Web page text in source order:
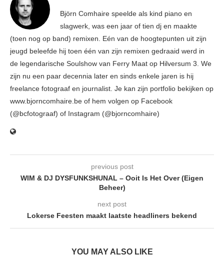
Björn Comhaire speelde als kind piano en
slagwerk, was een jaar of tien dj en maakte
(toen nog op band) remixen. Eén van de hoogtepunten uit zijn
jeugd beleefde hij toen één van zijn remixen gedraaid werd in
de legendarische Soulshow van Ferry Maat op Hilversum 3. We
zijn nu een paar decennia later en sinds enkele jaren is hij
freelance fotograaf en journalist. Je kan zijn portfolio bekijken op
www.bjorncomhaire.be of hem volgen op Facebook
(@bcfotograaf) of Instagram (@bjorncomhaire)
previous post
WIM & DJ DYSFUNKSHUNAL – Ooit Is Het Over (Eigen
Beheer)
next post
Lokerse Feesten maakt laatste headliners bekend
YOU MAY ALSO LIKE